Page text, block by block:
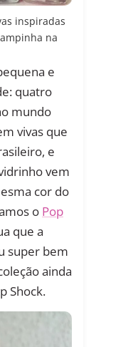
inspiradas
na
e
quatro
mundo
vivas que
e
vem
cor do
o Pop
que a
super bem
ainda
Shock.